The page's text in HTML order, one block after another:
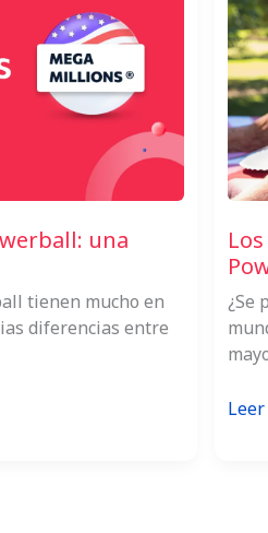
una
tienen mucho en
diferencias entre
¿Se